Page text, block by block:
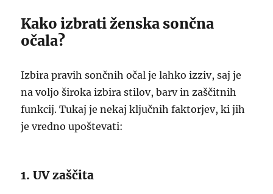
Kako izbrati ženska sončna
očala?
Izbira pravih sončnih očal je lahko izziv, saj je
na voljo široka izbira stilov, barv in zaščitnih
funkcij. Tukaj je nekaj ključnih faktorjev, ki jih
je vredno upoštevati:
1. UV zaščita